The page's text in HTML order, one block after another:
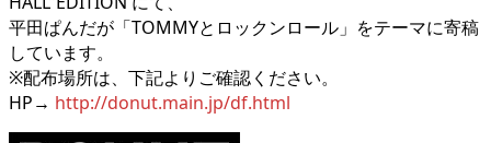
平田ぱんだが「TOMMYとロックンロール」をテーマに寄稿
しています。
※配布場所は、下記よりご確認ください。
HP→ http://donut.main.jp/df.html